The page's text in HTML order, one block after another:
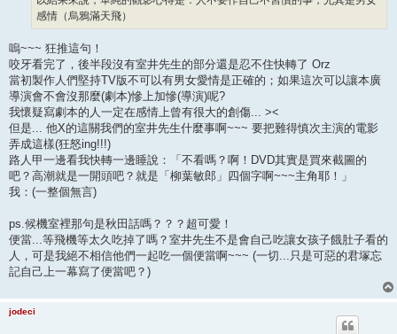
感情（烏鴉滿天飛）
嗚~~~ 狂推這句！
咬牙看完了，後半段沒有室井先生的部分還是忍不住快轉了 Orz
當初製作人們堅持TV版不可以有男女愛情是正確的；如果這次可以讓本廣
導演會不會沒那麼(劇本)慘上加慘(導演)呢?
我懷疑寫劇本的人一定在感情上曾有很大的創傷... ><
但是... 他X的這關我們的室井先生什麼事啊~~~ 要把難得慎次主演的電影
弄成這樣(狂怒ing!!!)
路人甲一邊看我快轉一邊睡說：「不看嗎？啊！DVD其實是買來截圖的
吧？高潮就是一開頭吧？就是「柳葉敏郎」四個字啊~~~主角耶！」
我：(一整個無言)
ps.候機室裡那句是秋田話嗎？？？超可愛！
便當...等飛機等太久吃掉了嗎？室井先生不是會自己吃讓女孩子餓肚子看的
人，可是我絕不相信他們一起吃一個便當啊~~~ (一切...只是可惡的君塚忘
記自己上一幕寫了便當吧？)
jodeci